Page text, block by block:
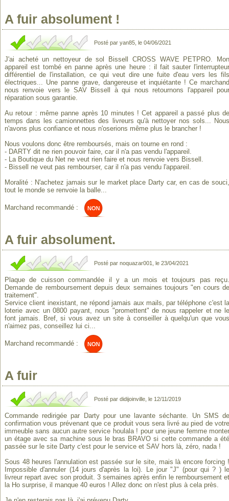
A fuir absolument !
Posté par yan85, le 04/06/2021
J'ai acheté un nettoyeur de sol Bissell CROSS WAVE PETPRO. Mon
appareil est tombé en panne après une heure : il fait sauter l'interrupteur
différentiel de l'installation, ce qui veut dire une fuite d'eau vers les fils
électriques... Une panne grave, dangereuse et inquiétante ! Ce marchand
nous renvoie vers le SAV Bissell à qui nous retournons l'appareil pour
réparation sous garantie.
Au retour : même panne après 10 minutes ! Cet appareil a passé plus de
temps dans les camionnettes des livreurs qu'à nettoyer nos sols... Nous
n'avons plus confiance et nous n'oserions même plus le brancher !
Nous voulons donc être remboursés, mais on tourne en rond :
- DARTY dit ne rien pouvoir faire, car il n'a pas vendu l'appareil.
- La Boutique du Net ne veut rien faire et nous renvoie vers Bissell.
- Bissell ne veut pas rembourser, car il n'a pas vendu l'appareil.
Moralité : N'achetez jamais sur le market place Darty car, en cas de souci,
tout le monde se renvoie la balle...
Marchand recommandé :
A fuir absolument.
Posté par noquazar001, le 23/04/2021
Plaque de cuisson commandée il y a un mois et toujours pas reçu.
Demande de remboursement depuis deux semaines toujours "en cours de
traitement".
Service client inexistant, ne répond jamais aux mails, par téléphone c'est la
loterie avec un 0800 payant, nous "promettent" de nous rappeler et ne le
font jamais. Bref, si vous avez un site à conseiller à quelqu'un que vous
n'aimez pas, conseillez lui ci...
Marchand recommandé :
A fuir
Posté par didijoinville, le 12/11/2019
Commande redirigée par Darty pour une lavante séchante. Un SMS de
confirmation vous prévenant que ce produit vous sera livré au pied de votre
immeuble sans aucun autre service houlala ! pour une jeune femme monter
un étage avec sa machine sous le bras BRAVO si cette commande a été
passée sur le site Darty c'est pour le service et SAV hors là, zéro, nada !
Sous 48 heures l'annulation est passée sur le site, mais là encore forcing !
Impossible d'annuler (14 jours d'après la loi). Le jour "J" (pour qui ? ) le
livreur repart avec son produit. 3 semaines après enfin le remboursement et
la Ho surprise, il manque 40 euros ! Allez donc on n'est plus à cela près.